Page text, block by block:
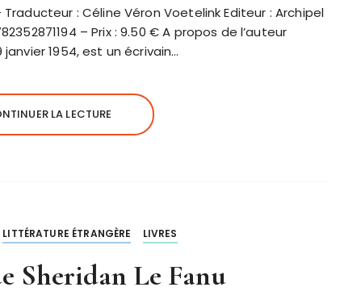
: Céline Véron Voetelink Editeur : Archipel
– Prix : 9.50 € A propos de l’auteur
1954, est un écrivain…
LA LECTURE
LITTÉRATURE ÉTRANGÈRE LIVRES
Sheridan Le Fanu